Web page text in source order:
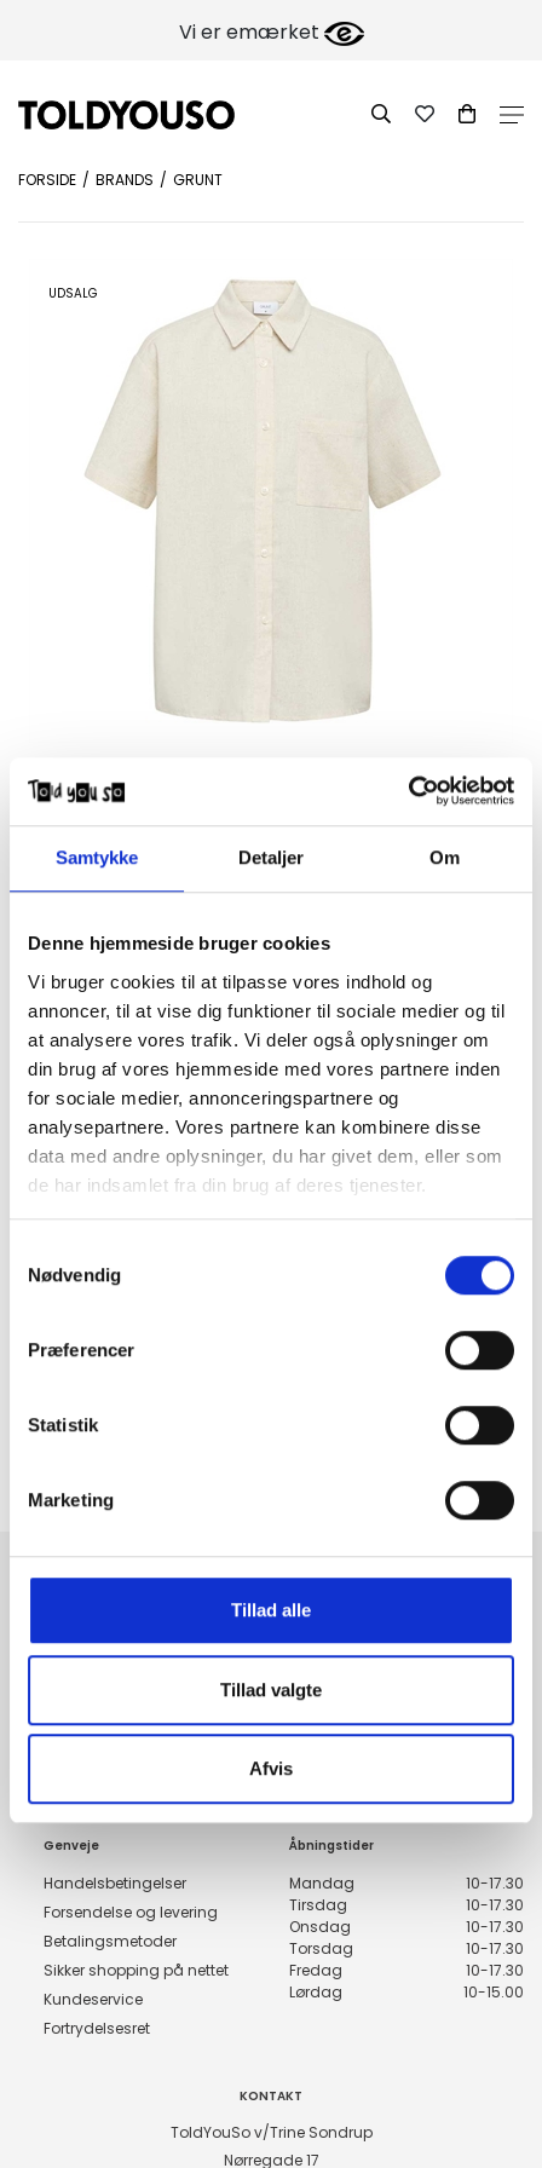
Samtykke Detaljer Om
Denne hjemmeside bruger cookies
Vi bruger cookies til at tilpasse vores indhold og
annoncer, til at vise dig funktioner til sociale medier og til
at analysere vores trafik. Vi deler også oplysninger om
din brug af vores hjemmeside med vores partnere inden
for sociale medier, annonceringspartnere og
analysepartnere. Vores partnere kan kombinere disse
data med andre oplysninger, du har givet dem, eller som
de har indsamlet fra din brug af deres tjenester.
Nødvendig
Præferencer
Statistik
Marketing
Tillad alle
Tillad valgte
Afvis
Vi er emærket
FORSIDE BRANDS GRUNT
UDSALG
Grunt Shirt Vap Linen 2424-703 Sand
DKK125,00 350,00
Quality:
KUNDESERVICE & SUPPORT
14 DAGES fortrydelsesret
Tilmeld dig fashion news
Bliv medlem nu, og få de nyeste trends i din indbakke
Genveje
Handelsbetingelser
Forsendelse og levering
Betalingsmetoder
Sikker shopping på nettet
Kundeservice
Fortrydelsesret
Åbningstider
Mandag
10-17.30
Tirsdag
10-17.30
Onsdag
10-17.30
Torsdag
10-17.30
Fredag
10-17.30
Lørdag
10-15.00
KONTAKT
ToldYouSo v/Trine Sondrup
Nørregade 17